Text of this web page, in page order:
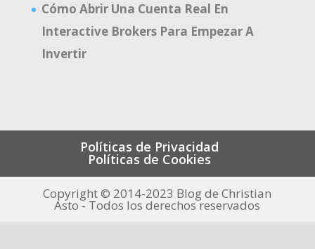
Cómo Abrir Una Cuenta Real En
Interactive Brokers Para Empezar A
Invertir
Políticas de Privacidad
Políticas de Cookies
Copyright © 2014-2023 Blog de Christian
Asto - Todos los derechos reservados